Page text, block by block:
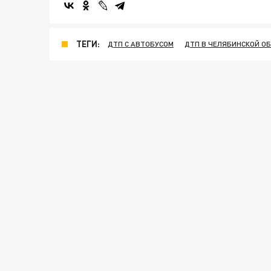
ТЕГИ: ДТП С АВТОБУСОМ ДТП В ЧЕЛЯБИНСКОЙ